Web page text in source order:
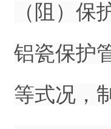
（阻）
铝瓷保护
等式况，